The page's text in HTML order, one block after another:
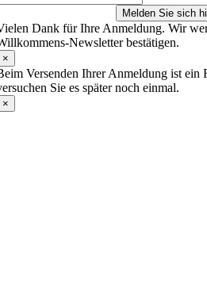
Melden Sie sich
Dank für Ihre Anmeldung. Wir
Newsletter bestätigen.
×
Versenden Ihrer Anmeldung ist ein
Sie es später noch einmal.
×